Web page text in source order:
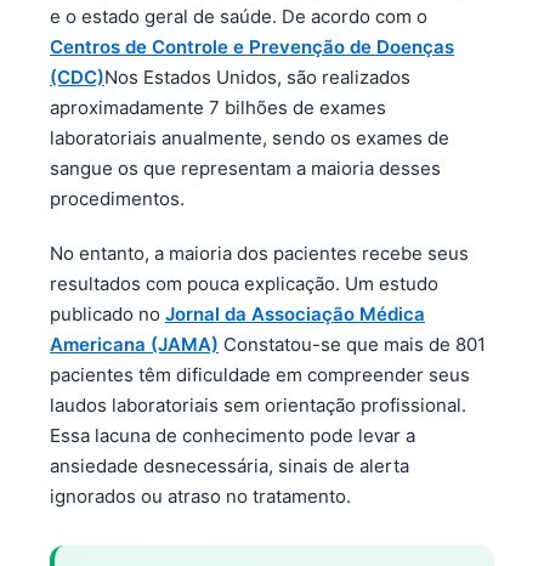
e o estado geral de saúde. De acordo com o
Centros de Controle e Prevenção de Doenças
(CDC)Nos Estados Unidos, são realizados
aproximadamente 7 bilhões de exames
laboratoriais anualmente, sendo os exames de
sangue os que representam a maioria desses
procedimentos.
No entanto, a maioria dos pacientes recebe seus
resultados com pouca explicação. Um estudo
publicado no Jornal da Associação Médica
Americana (JAMA) Constatou-se que mais de 801
pacientes têm dificuldade em compreender seus
laudos laboratoriais sem orientação profissional.
Essa lacuna de conhecimento pode levar a
ansiedade desnecessária, sinais de alerta
ignorados ou atraso no tratamento.